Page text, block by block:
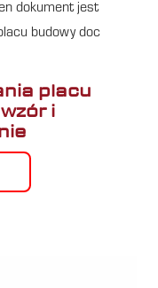
dokument jest
budowy doc
placu
i